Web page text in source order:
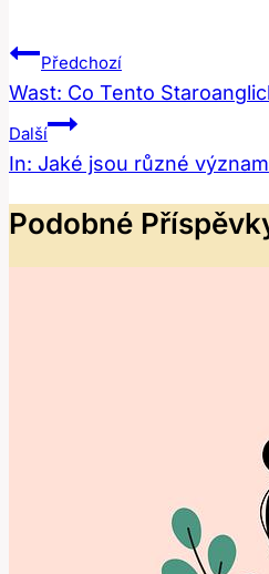
Navigace
Pro
Příspěvek
Předchozí
Wast: Co Tento
Další
In: Jaké jsou různé
Podobné